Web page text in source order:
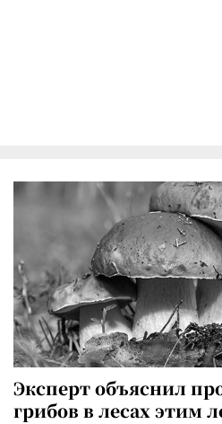
Эксперт объяснил
грибов в лесах этим